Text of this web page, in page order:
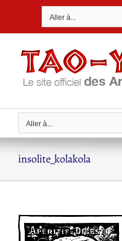
Aller à...
Aller à...
insolite_kolakola